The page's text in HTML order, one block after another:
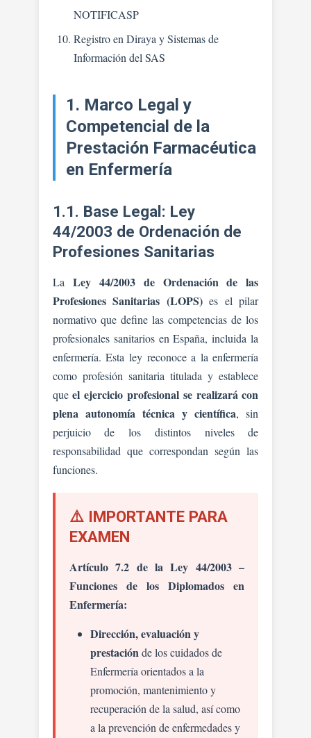
NOTIFICASP
Registro en Diraya y Sistemas de
Información del SAS
1. Marco Legal y
Competencial de la
Prestación Farmacéutica
en Enfermería
1.1. Base Legal: Ley
44/2003 de Ordenación de
Profesiones Sanitarias
La Ley 44/2003 de Ordenación de las
Profesiones Sanitarias (LOPS)es el pilar
normativo que define las competencias de los
profesionales sanitarios en España, incluida la
enfermería. Esta ley reconoce a la enfermería
como profesión sanitaria titulada y establece
queel ejercicio profesional se realizará con
plena autonomía técnica y científica, sin
perjuicio de los distintos niveles de
responsabilidad que correspondan según las
funciones.
⚠️ IMPORTANTE PARA
EXAMEN
Artículo 7.2 de la Ley 44/2003 –
Funciones de los Diplomados en
Enfermería:
Dirección, evaluación y
prestación de los cuidados de
Enfermería orientados a la
promoción, mantenimiento y
recuperación de la salud, así como
a la prevención de enfermedades y